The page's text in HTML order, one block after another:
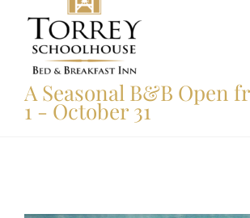
A Seasonal B&B Open
1 - October 31